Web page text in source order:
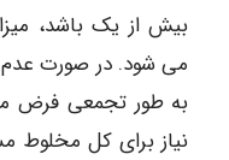
بیش از یک باشد،
می شود. در صورت عدم
به طور تجمعی فرض
نیاز برای کل مخلوط